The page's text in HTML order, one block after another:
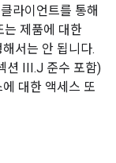
라이언트를 통해
는 제품에 대한
서는 안 됩니다.
션 III.J 준수 포함)
대한 액세스 또